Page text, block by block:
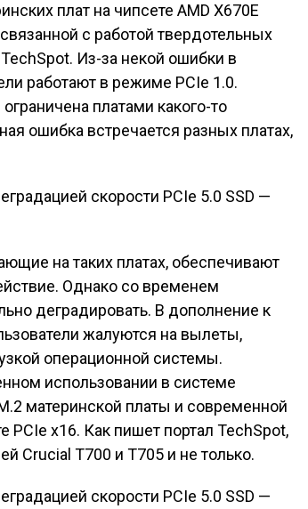
плат на чипсете AMD X670E
с работой твердотельных
Из-за некой ошибки в
работают в режиме PCIe 1.0.
платами какого-то
ошибка встречается разных платах,
на таких платах, обеспечивают
Однако со временем
деградировать. В дополнение к
жалуются на вылеты,
операционной системы.
использовании в системе
материнской платы и современной
PCIe x16. Как пишет портал TechSpot,
Crucial T700 и T705 и не только.